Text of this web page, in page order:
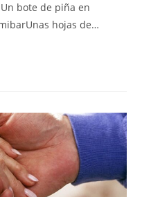
bote de piña en
hojas de…